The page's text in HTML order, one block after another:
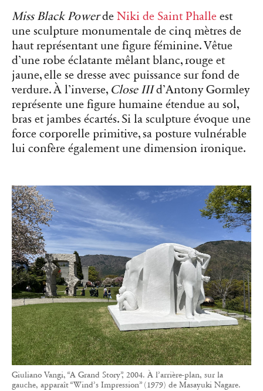
Miss Black Powerde Niki de Saint Phalle est
une sculpture monumentale de cinq mètres de
haut représentant une figure féminine. Vêtue
d’une robe éclatante mêlant blanc, rouge et
jaune, elle se dresse avec puissance sur fond de
verdure. À l’inverse, Close IIId’Antony Gormley
représente une figure humaine étendue au sol,
bras et jambes écartés. Si la sculpture évoque une
force corporelle primitive, sa posture vulnérable
lui confère également une dimension ironique.
Giuliano Vangi, “A Grand Story”, 2004. À l’arrière-plan, sur la
gauche, apparaît “Wind’s Impression” (1979) de Masayuki Nagare.